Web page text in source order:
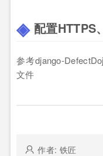
配置HTTPS
参考django-
文件
作者: 铁匠